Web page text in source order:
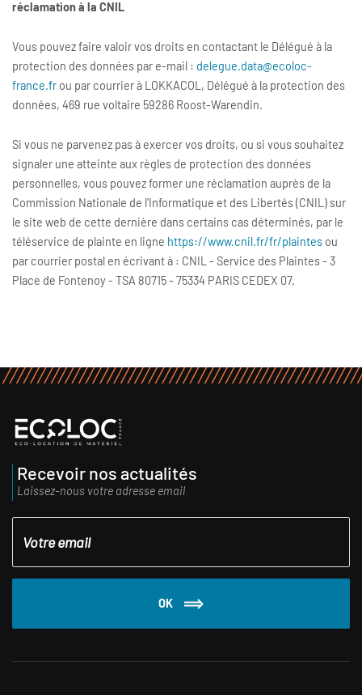
réclamation à la CNIL
Vous pouvez faire valoir vos droits en contactant le Délégué à la
protection des données par e-mail : delegue.data@ecoloc-
france.fr ou par courrier à LOKKACOL, Délégué à la protection des
données, 469 rue voltaire 59286 Roost-Warendin.
Si vous ne parvenez pas à exercer vos droits, ou si vous souhaitez
signaler une atteinte aux règles de protection des données
personnelles, vous pouvez former une réclamation auprès de la
Commission Nationale de l'Informatique et des Libertés (CNIL) sur
le site web de cette dernière dans certains cas déterminés, par le
téléservice de plainte en ligne https://www.cnil.fr/fr/plaintes ou
par courrier postal en écrivant à : CNIL - Service des Plaintes - 3
Place de Fontenoy - TSA 80715 - 75334 PARIS CEDEX 07.
Recevoir nos actualités
Laissez-nous votre adresse email
OK